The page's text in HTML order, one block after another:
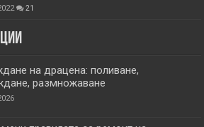
21
на драцена: поливане,
размножаване